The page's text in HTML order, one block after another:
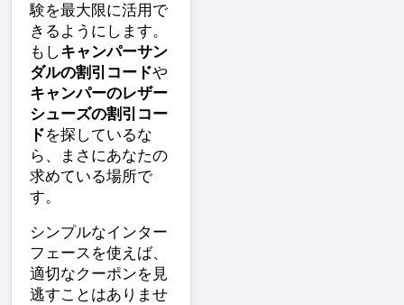
験を最大限に活用で
きるようにします。
もしキャンパーサン
ダルの割引コードや
キャンパーのレザー
シューズの割引コー
ドを探しているな
ら、まさにあなたの
求めている場所で
す。
シンプルなインター
フェースを使えば、
適切なクーポンを見
逃すことはありませ